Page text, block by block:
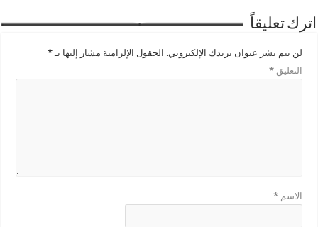
اترك تعليقاً
لن يتم نشر عنوان بريدك الإلكتروني. الحقول الإلزامية مشار إليها بـ*
التعليق*
الاسم*